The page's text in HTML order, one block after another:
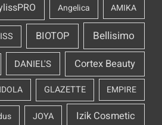
AMIKA
Angelica
Bellisimo
BIOTOP
Cortex Beauty
DANIEL'S
EMPIRE
GLAZETTE
Izik Cosmetic
JOYA